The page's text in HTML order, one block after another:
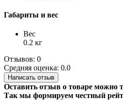
Габариты и вес
Вес
0.2 кг
Отзывов: 0
Средняя оценка: 0.0
Написать отзыв
Оставить отзыв о товаре можно
Так мы формируем честный